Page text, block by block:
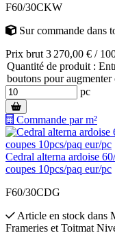
F60/30CKW
Sur commande dans
Prix brut 3 270,00 € /
Quantité de produit :
boutons pour
pc
Commande par m²
Cedral alterna ardoise
coupes 10pcs/paq eur/pc
F60/30CDG
Article en stock dans
Frameries et Toitmat